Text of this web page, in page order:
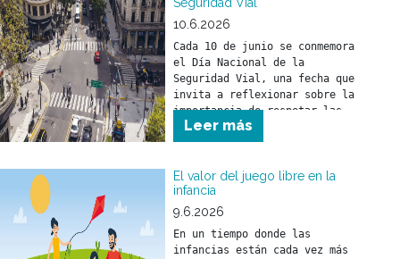
10.6.2026
Cada 10 de junio se conmemora
el Día Nacional de la
Seguridad Vial, una fecha que
invita a reflexionar sobre la
importancia de respetar las
normas de tránsito para
prevenir siniestros viales y
personas que circulan por la
vía pública.
Leer más
El valor del juego libre en la
infancia
9.6.2026
En un tiempo donde las
infancias están cada vez más